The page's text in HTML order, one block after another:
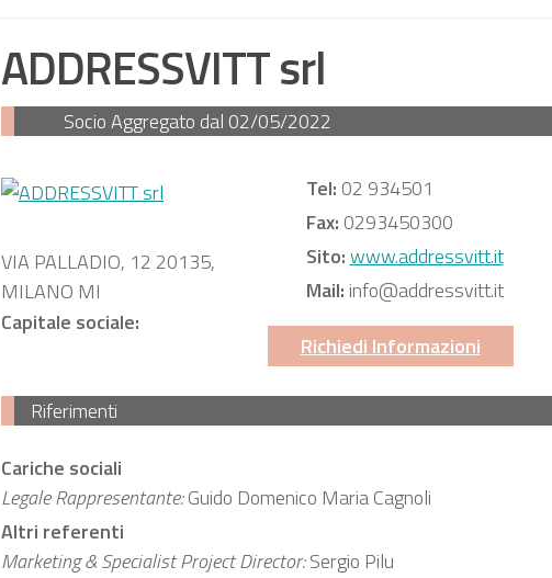
ADDRESSVITT srl
Socio Aggregato dal 02/05/2022
VIA PALLADIO, 12 20135,
MILANO MI
Capitale sociale:
Tel: 02 934501
Fax: 0293450300
Sito:www.addressvitt.it
Mail: info@addressvitt.it
Richiedi Informazioni
Riferimenti
Cariche sociali
Legale Rappresentante:Guido Domenico Maria Cagnoli
Altri referenti
Marketing & Specialist Project Director:Sergio Pilu